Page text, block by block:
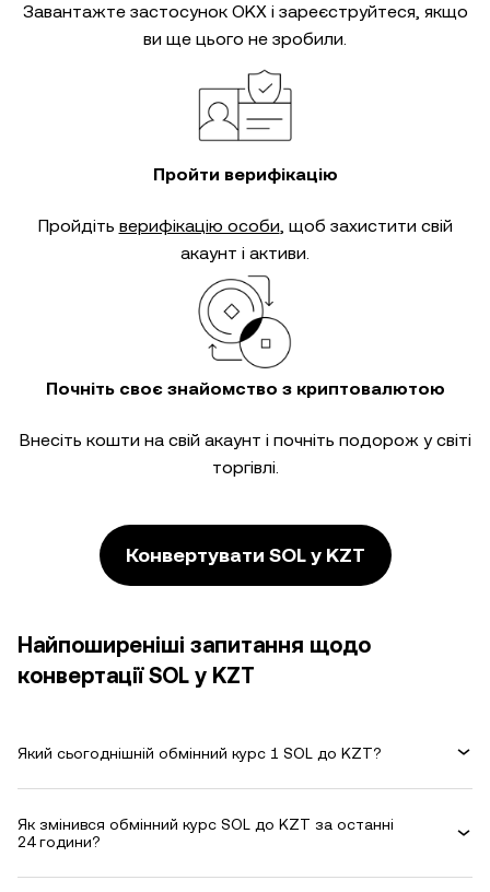
Завантажте застосунок OKX і зареєструйтеся, якщо
ви ще цього не зробили.
Пройти верифікацію
Пройдіть верифікацію особи, щоб захистити свій
акаунт і активи.
Почніть своє знайомство з криптовалютою
Внесіть кошти на свій акаунт і почніть подорож у світі
торгівлі.
Конвертувати SOL у KZT
Найпоширеніші запитання щодо
конвертації SOL у KZT
Який сьогоднішній обмінний курс 1 SOL до KZT?
Як змінився обмінний курс SOL до KZT за останні
24 години?